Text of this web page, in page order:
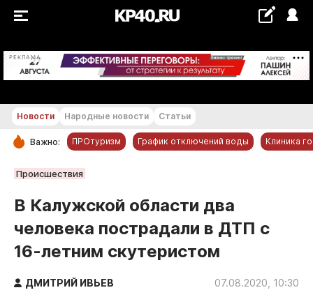
РЕКЛАМА +19...+20 °С
РУБРИКИ
Новости компаний
Статьи
Народные новости
Авто и транспорт
Новости Народные новости Статьи
Важно: ПРОтуризм График отключений воды Клиника
Происшествия
В Калужской области два
человека пострадали в ДТП с
16-летним скутеристом
ДМИТРИЙ ИВЬЕВ 07.08.2020, 10:30